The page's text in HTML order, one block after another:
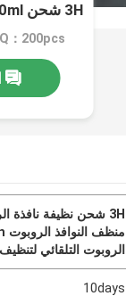
3H شحن 50ml
：200pcs
3H شحن نظيفة نافذة الروبوت
منظف النوافذ الروبوت 600mAh
الروبوت التلقائي لتنظيف
10days